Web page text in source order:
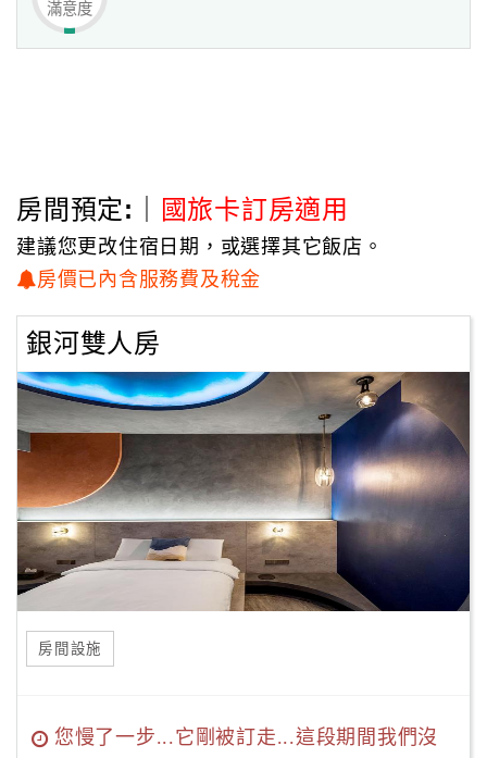
滿意度
房間預定:｜ 國旅卡訂房適用
建議您更改住宿日期，或選擇其它飯店。
房價已內含服務費及稅金
銀河雙人房
房間設施
您慢了一步...它剛被訂走...這段期間我們沒